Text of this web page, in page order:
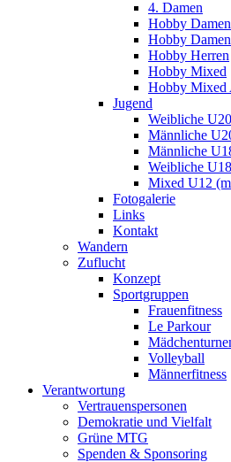
4. Damen
Hobby Damen
Hobby
Hobby Herren
Hobby Mixed
Hobby Mixed
Jugend
Weibliche U20
Männliche
Männliche
Weibliche U18
Mixed U12
Fotogalerie
Links
Kontakt
Wandern
Zuflucht
Konzept
Sportgruppen
Frauenfitness
Le Parkour
Volleyball
Männerfitness
Verantwortung
Vertrauenspersonen
Demokratie und Vielfalt
Grüne MTG
Spenden & Sponsoring